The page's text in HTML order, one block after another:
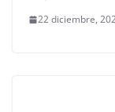
22 diciembre,